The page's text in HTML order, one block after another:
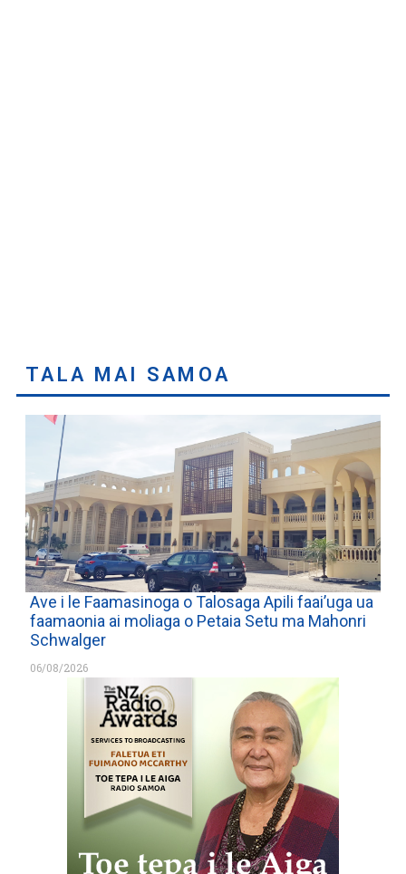
TALA MAI SAMOA
Ave i le Faamasinoga o Talosaga Apili faai’uga ua
faamaonia ai moliaga o Petaia Setu ma Mahonri
Schwalger
06/08/2026